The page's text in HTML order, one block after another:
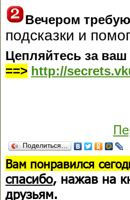
Вечером требую
подсказки и
Цепляйтесь за
==> http://
Поделиться…
Вам понравился
спасибо, нажав на
друзьям.